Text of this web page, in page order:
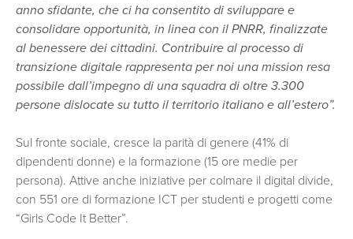
anno sfidante, che ci ha consentito di sviluppare e
consolidare opportunità, in linea con il PNRR, finalizzate
al benessere dei cittadini. Contribuire al processo di
transizione digitale rappresenta per noi una mission resa
possibile dall’impegno di una squadra di oltre 3.300
persone dislocate su tutto il territorio italiano e all’estero”.
Sul fronte sociale, cresce la parità di genere (41% di
dipendenti donne) e la formazione (15 ore medie per
persona). Attive anche iniziative per colmare il digital divide,
con 551 ore di formazione ICT per studenti e progetti come
“Girls Code It Better”.